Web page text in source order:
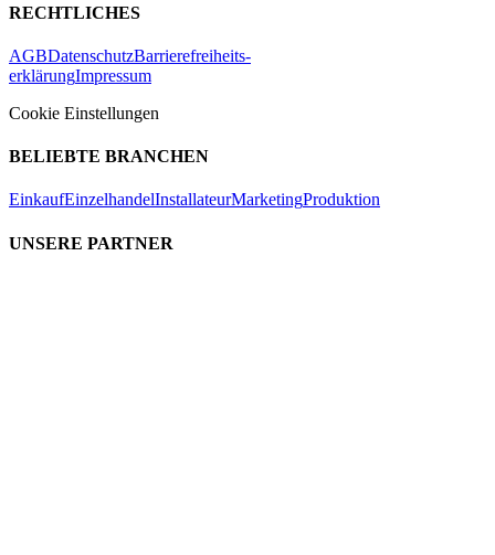
RECHTLICHES
AGBDatenschutzBarrierefreiheits-
erklärungImpressum
Cookie Einstellungen
BELIEBTE BRANCHEN
EinkaufEinzelhandelInstallateurMarketingProduktion
UNSERE PARTNER